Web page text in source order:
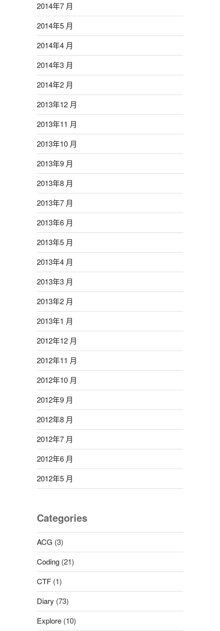
2014年7 月
2014年5 月
2014年4 月
2014年3 月
2014年2 月
2013年12 月
2013年11 月
2013年10 月
2013年9 月
2013年8 月
2013年7 月
2013年6 月
2013年5 月
2013年4 月
2013年3 月
2013年2 月
2013年1 月
2012年12 月
2012年11 月
2012年10 月
2012年9 月
2012年8 月
2012年7 月
2012年6 月
2012年5 月
Categories
ACG (3)
Coding(21)
CTF(1)
Diary (73)
Explore(10)